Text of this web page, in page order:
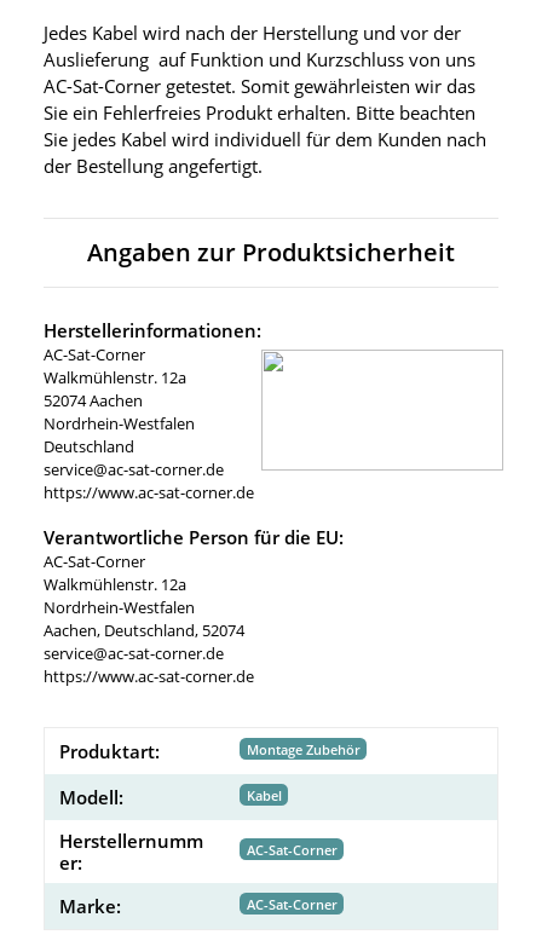
Jedes Kabel wird nach der Herstellung und vor der
Auslieferung auf Funktion und Kurzschluss von uns
AC-Sat-Corner getestet. Somit gewährleisten wir das
Sie ein Fehlerfreies Produkt erhalten. Bitte beachten
Sie jedes Kabel wird individuell für dem Kunden nach
der Bestellung angefertigt.
Angaben zur Produktsicherheit
Herstellerinformationen:
AC-Sat-Corner
Walkmühlenstr. 12a
52074 Aachen
Nordrhein-Westfalen
Deutschland
service@ac-sat-corner.de
https://www.ac-sat-corner.de
Verantwortliche Person für die EU:
AC-Sat-Corner
Walkmühlenstr. 12a
Nordrhein-Westfalen
Aachen, Deutschland, 52074
service@ac-sat-corner.de
https://www.ac-sat-corner.de
Produktart: Montage Zubehör
Modell: Kabel
Herstellernumm
er:
AC-Sat-Corner
Marke: AC-Sat-Corner